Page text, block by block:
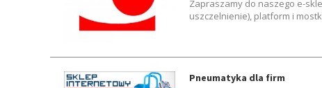
Zapraszamy do naszego e-
uszczelnienie), platform i
Pneumatyka dla firm